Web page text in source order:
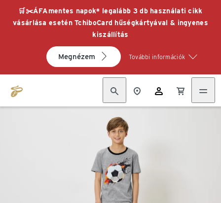
🛒✂️ÁFAmentes napok* legalább 3 db használati cikk
vásárlása esetén TchiboCard hűségkártyával & ingyenes
kiszállítás
Megnézem További információk